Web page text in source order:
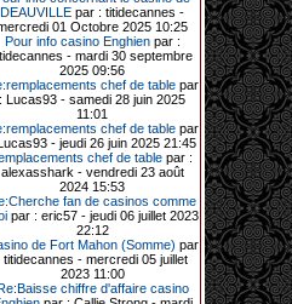
ont été remportés sur la table
Texas Hold’em Poker,
à une mise de 5 euros sur la
bonus et une quinte flush
Ces gains ont été annoncés
un communiqué diffusé par le
ce lundi 30 mars en soirée.
01-2026|
11 janvier, en soirée, une
retraitée de 78 ans, habitant
a eu l’énorme surprise
décrocher un méga jackpot.
n’a misé que 88 centimes sur
machine à sous et a remporté
239 €?!
DEAUVILLE par : titidecannes -
01 Octobre 2025 10:25
Pour info casino Enghienpar :
- mardi 30 septembre
2025 09:56
chef de table par
: Lucas93 - samedi 28 juin 2025
11:01
chef de table par
- jeudi 26 juin 2025 21:45
chef de tablepar :
alexasshark - vendredi 23 août
2024 15:53
fan de casinos comme
par : eric57 - jeudi 06 juillet 2023
22:12
de Fort Mahon (Somme) par
titidecannes - mercredi 05 juillet
2023 11:00
chiffre d'affaire casino